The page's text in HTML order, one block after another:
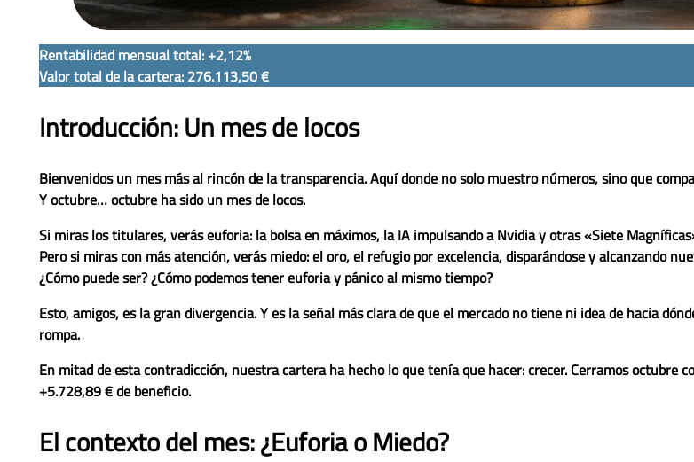
Rentabilidad mensual total: +2,12%
Valor total de la cartera: 276.113,50 €
Introducción: Un mes de locos
Bienvenidos un mes más al rincón de la transparencia. Aquí donde no solo muestro números, sino que
Y octubre… octubre ha sido un mes de locos.
Si miras los titulares, verás euforia: la bolsa en máximos, la IA impulsando a Nvidia y otras «Siete
Pero si miras con más atención, verás miedo: el oro, el refugio por excelencia, disparándose y alcanzando
¿Cómo puede ser? ¿Cómo podemos tener euforia y pánico al mismo tiempo?
Esto, amigos, esla gran divergencia. Y es la señal más clara de que el mercado no tiene ni idea de hacia
rompa.
En mitad de esta contradicción, nuestra cartera ha hecho lo que tenía que hacer: crecer. Cerramos octubre
+5.728,89 €de beneficio.
El contexto del mes: ¿Euforia o Miedo?